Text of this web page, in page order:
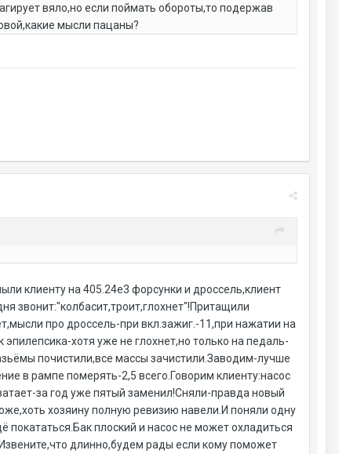
вяло,но если поймать обороты,то подержав
мысли пацаны?
клиенту на 405.24е3 форсунки и дроссель,клиент
звонит:"колбасит,троит,глохнет"!Притащили
про дроссель-при вкл.зажиг.-11,при нажатии на
хотя уже не глохнет,но только на педаль-
почистили,все массы зачистили.Заводим-лучше
в рампе померять-2,5 всего.Говорим клиенту:насос
за год уже пятый заменил!Сняли-правда новый
хозяину полную ревизию навели.И поняли одну
плоский и насос не может охладиться
длинно,будем рады если кому поможет